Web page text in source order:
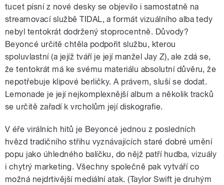
tucet písní z nové desky se objevilo i samostatně na
streamovací službě TIDAL, a formát vizuálního alba tedy
nebyl tentokrát dodržený stoprocentně. Důvody?
Beyoncé určitě chtěla podpořit službu, kterou
spoluvlastní (a jejíž tváří je její manžel Jay Z), ale zdá se,
že tentokrát má ke svému materiálu absolutní důvěru, že
nepotřebuje klipové berličky. A právem, sluší se dodat.
Lemonade je její nejkomplexnější album a několik tracků
se určitě zařadí k vrcholům její diskografie.
V éře virálních hitů je Beyoncé jednou z posledních
hvězd tradičního střihu vyznávajících staré dobré umění
popu jako úhledného balíčku, do nějž patří hudba, vizuály
i chytrý marketing. Všechny společně pak vytváří co
možná nejdrtivější mediální atak. (Taylor Swift je druhým